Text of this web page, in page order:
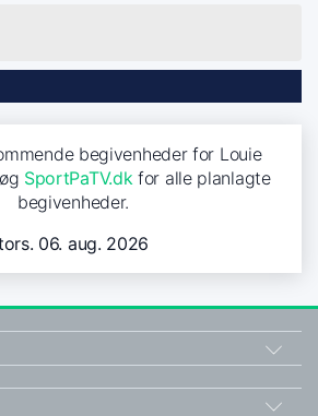
begivenheder for Louie
SportPaTV.dk for alle planlagte
begivenheder.
06. aug. 2026